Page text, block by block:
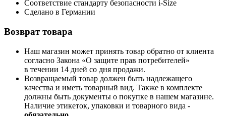
Соответствие стандарту безопасности i-Size
Сделано в Германии
Возврат товара
Наш магазин может принять товар обратно от клиента
согласно Закона «О защите прав потребителей»
в течении 14 дней со дня продажи.
Возвращаемый товар должен быть надлежащего
качества и иметь товарный вид. Также в комплекте
должны быть документы о покупке в нашем магазине.
Наличие этикеток, упаковки и товарного вида -